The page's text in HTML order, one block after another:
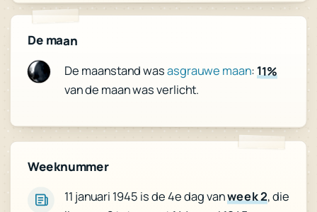
De maan
De maanstand wasasgrauwe maan:11%
van de maan was verlicht.
Weeknummer
11 januari 1945 is de 4e dag vanweek 2, die